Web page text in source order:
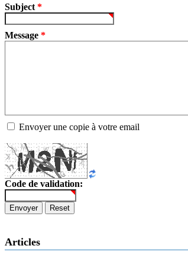
Subject *
Message *
Envoyer une copie à votre email
Code de validation:
Envoyer Reset
Articles